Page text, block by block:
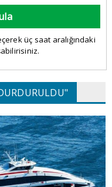
üç saat aralığındaki